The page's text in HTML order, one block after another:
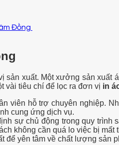
Đồng
sản xuất. Một xưởng sản
vài tiêu chí để lọc ra đơn vị in
viên hỗ trợ chuyên nghiệp.
cung ứng dịch vụ.
sự chủ động trong quy
không cần quá lo việc bị mất
để yên tâm về chất lượng sản